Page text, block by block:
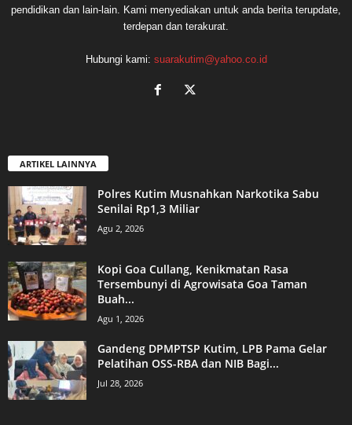
pendidikan dan lain-lain. Kami menyediakan untuk anda berita terupdate,
terdepan dan terakurat.
Hubungi kami: suarakutim@yahoo.co.id
ARTIKEL LAINNYA
Polres Kutim Musnahkan Narkotika Sabu
Senilai Rp1,3 Miliar
Agu 2, 2026
Kopi Goa Cullang, Kenikmatan Rasa
Tersembunyi di Agrowisata Goa Taman
Buah...
Agu 1, 2026
Gandeng DPMPTSP Kutim, LPB Pama Gelar
Pelatihan OSS-RBA dan NIB Bagi...
Jul 28, 2026